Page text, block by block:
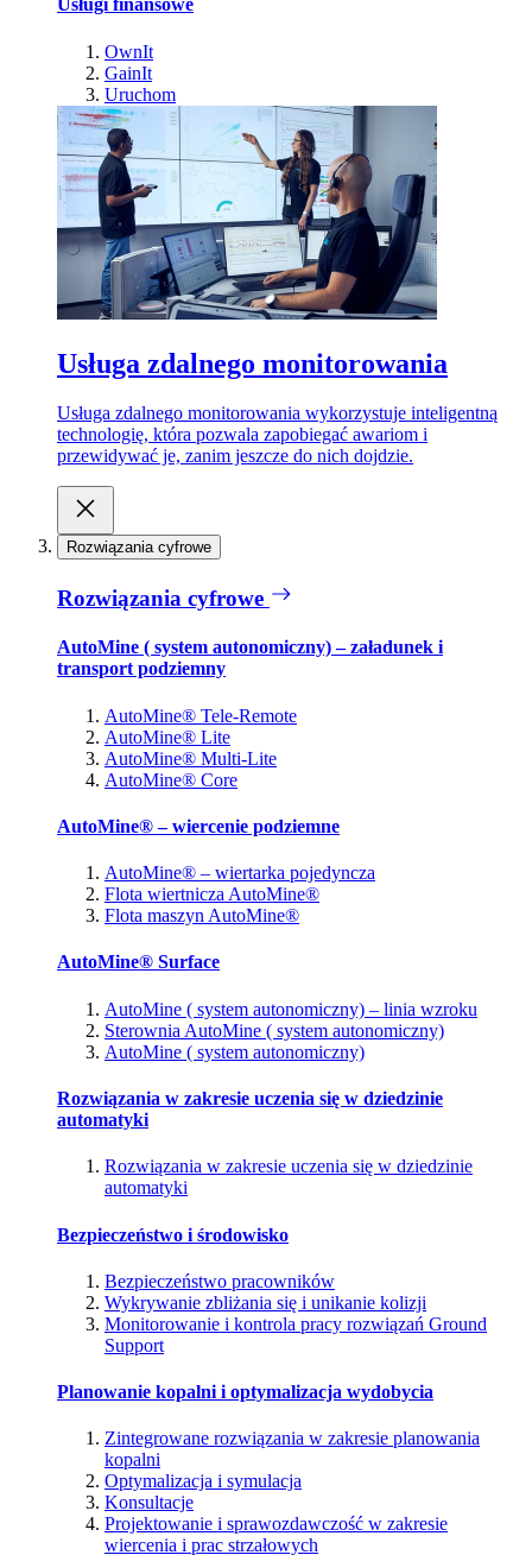
Usługi finansowe
OwnIt
GainIt
Uruchom
Usługa zdalnego monitorowania
Usługa zdalnego monitorowania wykorzystuje inteligentną
technologię, która pozwala zapobiegać awariom i
przewidywać je, zanim jeszcze do nich dojdzie.
Rozwiązania cyfrowe
Rozwiązania cyfrowe
AutoMine ( system autonomiczny) – załadunek i
transport podziemny
AutoMine® Tele-Remote
AutoMine® Lite
AutoMine® Multi-Lite
AutoMine® Core
AutoMine® – wiercenie podziemne
AutoMine® – wiertarka pojedyncza
Flota wiertnicza AutoMine®
Flota maszyn AutoMine®
AutoMine® Surface
AutoMine ( system autonomiczny) – linia wzroku
Sterownia AutoMine ( system autonomiczny)
AutoMine ( system autonomiczny)
Rozwiązania w zakresie uczenia się w dziedzinie
automatyki
Rozwiązania w zakresie uczenia się w dziedzinie
automatyki
Bezpieczeństwo i środowisko
Bezpieczeństwo pracowników
Wykrywanie zbliżania się i unikanie kolizji
Monitorowanie i kontrola pracy rozwiązań Ground
Support
Planowanie kopalni i optymalizacja wydobycia
Zintegrowane rozwiązania w zakresie planowania
kopalni
Optymalizacja i symulacja
Konsultacje
Projektowanie i sprawozdawczość w zakresie
wiercenia i prac strzałowych